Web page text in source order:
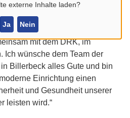
externe Inhalte laden?
Ja Nein
Dieses moderne
für die kontinuierliche
Einsatzbereitschaft, die wir
mit dem DRK, im
Ich wünsche dem Team der
Billerbeck alles Gute und bin
Einrichtung einen
und Gesundheit unserer
leisten wird.“